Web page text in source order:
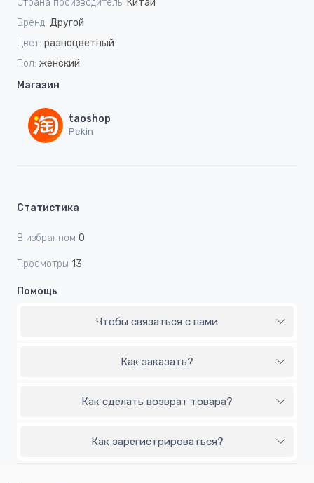
Страна производитель: Китай
Бренд: Другой
Цвет: разноцветный
Пол: женский
Магазин
taoshop
Pekin
Статистика
В избранном 0
Просмотры 13
Помощь
Чтобы связаться с нами
Как заказать?
Как сделать возврат товара?
Как зарегистрироваться?